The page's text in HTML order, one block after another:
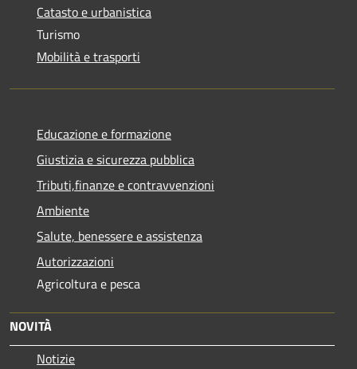
Catasto e urbanistica
Turismo
Mobilità e trasporti
Educazione e formazione
Giustizia e sicurezza pubblica
Tributi,finanze e contravvenzioni
Ambiente
Salute, benessere e assistenza
Autorizzazioni
Agricoltura e pesca
NOVITÀ
Notizie